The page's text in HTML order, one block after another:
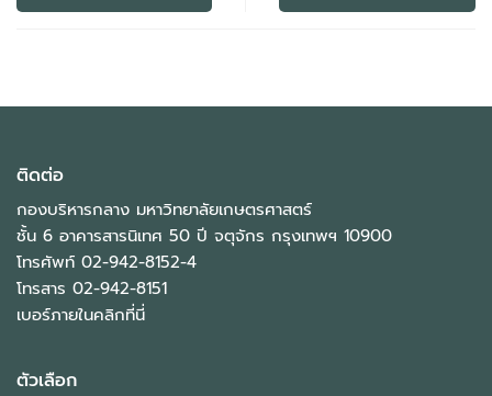
ติดต่อ
กองบริหารกลาง มหาวิทยาลัยเกษตรศาสตร์
ชั้น 6 อาคารสารนิเทศ 50 ปี จตุจักร กรุงเทพฯ 10900
โทรศัพท์ 02-942-8152-4
โทรสาร 02-942-8151
เบอร์ภายในคลิกที่นี่
ตัวเลือก